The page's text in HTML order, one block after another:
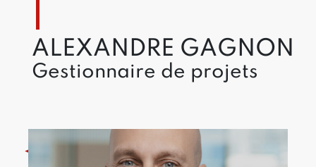
ALEXANDRE GAGNON
Gestionnaire de projets